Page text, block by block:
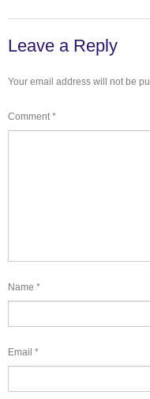
Leave a Reply
Your email address will not be
Comment*
Name *
Email *